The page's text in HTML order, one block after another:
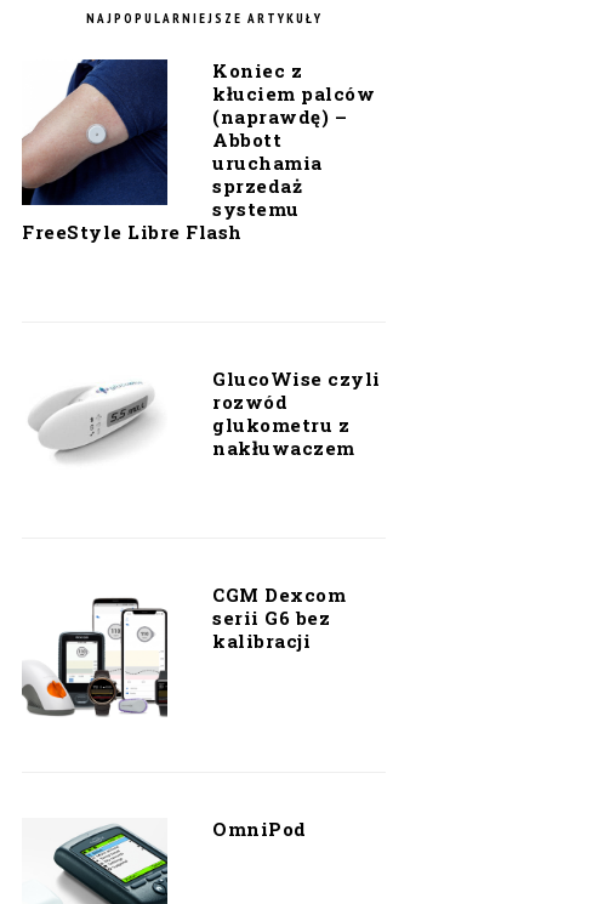
NAJPOPULARNIEJSZE ARTYKUŁY
Koniec z
kłuciem palców
(naprawdę) –
Abbott
uruchamia
sprzedaż
systemu
FreeStyle Libre Flash
GlucoWise czyli
rozwód
glukometru z
nakłuwaczem
CGM Dexcom
serii G6 bez
kalibracji
OmniPod